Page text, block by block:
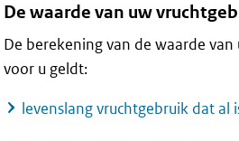
De waarde van uw
De berekening van de waarde
voor u geldt:
levenslang vruchtgebruik dat